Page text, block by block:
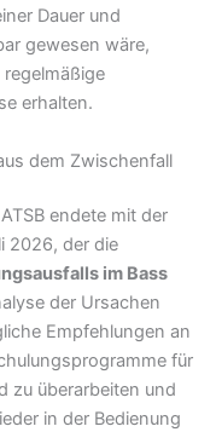
Dauer und
gewesen wäre,
erhalten.
dem Zwischenfall
endete mit der
2026, der die
im Bass
der Ursachen
Empfehlungen an
für
zu überarbeiten und
in der Bedienung